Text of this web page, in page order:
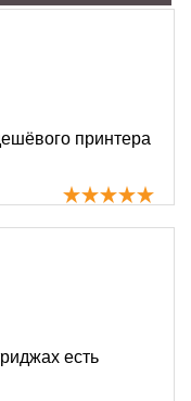
принтера
есть